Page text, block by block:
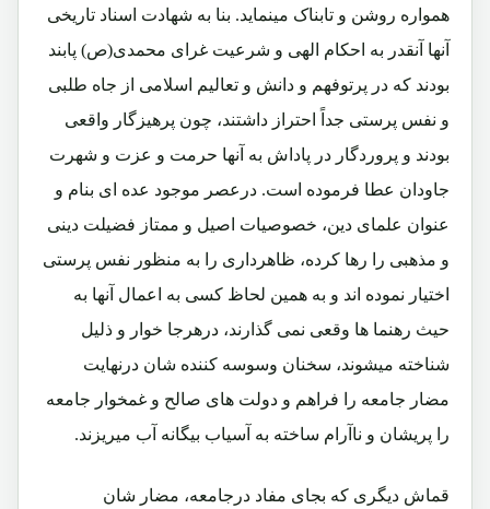
همواره روشن و تابناک مینماید. بنا به شهادت اسناد تاریخی
آنها آنقدر به احکام الهی و شرعیت غرای محمدی(ص) پابند
بودند که در پرتوفهم و دانش و تعالیم اسلامی از جاه طلبی
و نفس پرستی جداً احتراز داشتند، چون پرهیزگار واقعی
بودند و پروردگار در پاداش به آنها حرمت و عزت و شهرت
جاودان عطا فرموده است. درعصر موجود عده ای بنام و
عنوان علمای دین، خصوصیات اصیل و ممتاز فضیلت دینی
و مذهبی را رها کرده، ظاهرداری را به منظور نفس پرستی
اختیار نموده اند و به همین لحاظ کسی به اعمال آنها به
حیث رهنما ها وقعی نمی گذارند، درهرجا خوار و ذلیل
شناخته میشوند، سخنان وسوسه کننده شان درنهایت
مضار جامعه را فراهم و دولت های صالح و غمخوار جامعه
را پریشان و ناآرام ساخته به آسیاب بیگانه آب میریزند.
قماش دیگری که بجای مفاد درجامعه، مضار شان